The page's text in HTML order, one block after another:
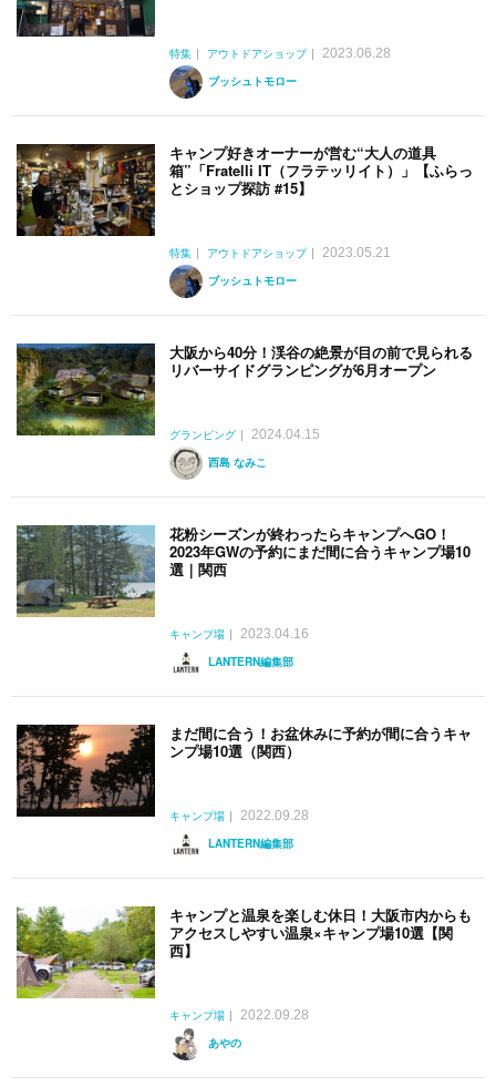
特集 アウトドアショップ
2023.06.28
ブッシュトモロー
キャンプ好きオーナーが営む“大人の道具
箱”「Fratelli IT（フラテッリイト）」【ふらっ
とショップ探訪 #15】
特集 アウトドアショップ
2023.05.21
ブッシュトモロー
大阪から40分！渓谷の絶景が目の前で見られる
リバーサイドグランピングが6月オープン
グランピング
2024.04.15
西島 なみこ
花粉シーズンが終わったらキャンプへGO！
2023年GWの予約にまだ間に合うキャンプ場10
選｜関西
キャンプ場
2023.04.16
LANTERN編集部
まだ間に合う！お盆休みに予約が間に合うキャ
ンプ場10選（関西）
キャンプ場
2022.09.28
LANTERN編集部
キャンプと温泉を楽しむ休日！大阪市内からも
アクセスしやすい温泉×キャンプ場10選【関
西】
キャンプ場
2022.09.28
あやの